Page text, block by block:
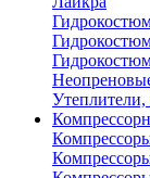
Утеплители,